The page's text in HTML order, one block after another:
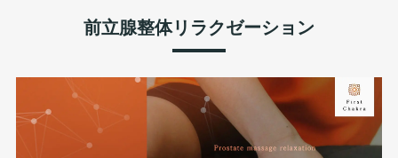
前立腺整体リラクゼーション